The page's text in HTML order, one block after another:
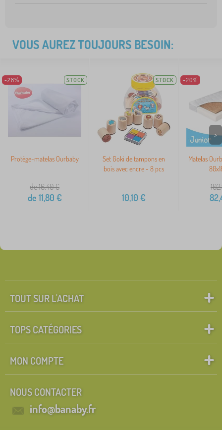
VOUS AUREZ TOUJOURS BESOIN:
-28% STOCK
Protège-matelas Ourbaby
de 16,40€
de 11,80 €
STOCK
Set Goki de tampons en
bois avec encre - 8 pcs
10,10 €
-20%
Matelas
>
TOUT SUR L'ACHAT
TOPS CATÉGORIES
MON COMPTE
NOUS CONTACTER
info@banaby.fr